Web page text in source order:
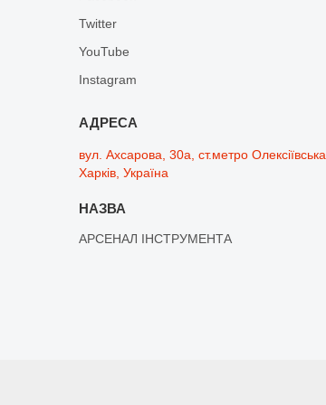
Twitter
YouTube
Instagram
вул. Ахсарова, 30а, ст.метро Олексіївська,
Харків, Україна
АРСЕНАЛ ІНСТРУМЕНТА